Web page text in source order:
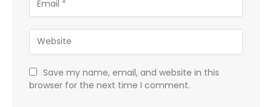
Save my name, email, and website in this
browser for the next time I comment.